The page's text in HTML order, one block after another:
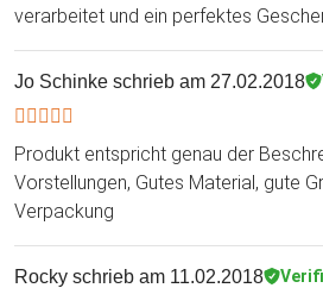
verarbeitet und ein perfektes
Jo Schinke schrieb am 27.02.2018
Produkt entspricht genau der
Vorstellungen, Gutes Material, gute
Verpackung
Rocky schrieb am 11.02.2018